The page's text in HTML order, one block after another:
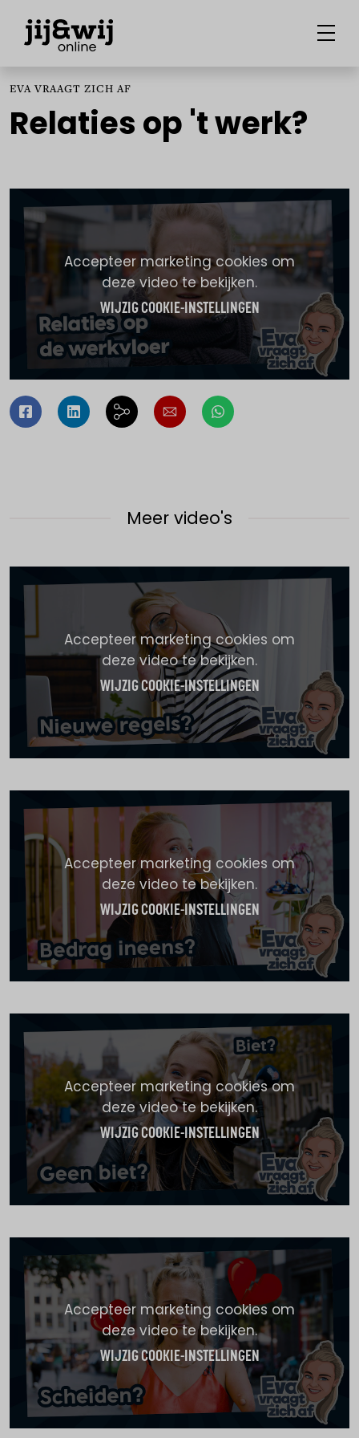
EVA VRAAGT ZICH AF
Relaties op 't werk?
Accepteer marketing cookies om
deze video te bekijken.
WIJZIG COOKIE-INSTELLINGEN
Meer video's
Accepteer marketing cookies om
deze video te bekijken.
WIJZIG COOKIE-INSTELLINGEN
Accepteer marketing cookies om
deze video te bekijken.
WIJZIG COOKIE-INSTELLINGEN
Accepteer marketing cookies om
deze video te bekijken.
WIJZIG COOKIE-INSTELLINGEN
Accepteer marketing cookies om
deze video te bekijken.
WIJZIG COOKIE-INSTELLINGEN